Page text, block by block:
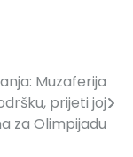
Muzaferija
prijeti joj
za Olimpijadu